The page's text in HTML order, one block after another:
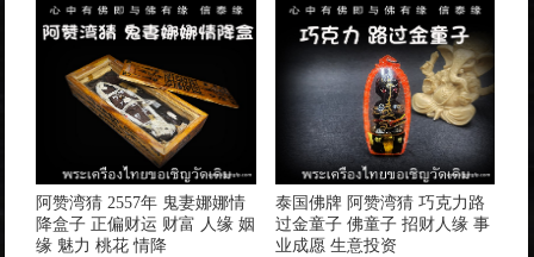
阿赞湾猜 2557年 鬼妻娜娜情
降盒子 正偏财运 财富 人缘 姻
缘 魅力 桃花 情降
泰国佛牌 阿赞湾猜 巧克力路
过金童子 佛童子 招财人缘 事
业成愿 生意投资